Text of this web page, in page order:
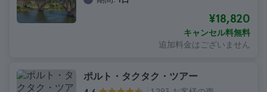
¥18,820
キャンセル料無料
追加料金はございません
ポルト・タクタク・ツアー